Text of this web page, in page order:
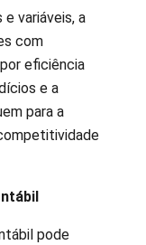
variáveis, a
com
eficiência
e a
para a
pode